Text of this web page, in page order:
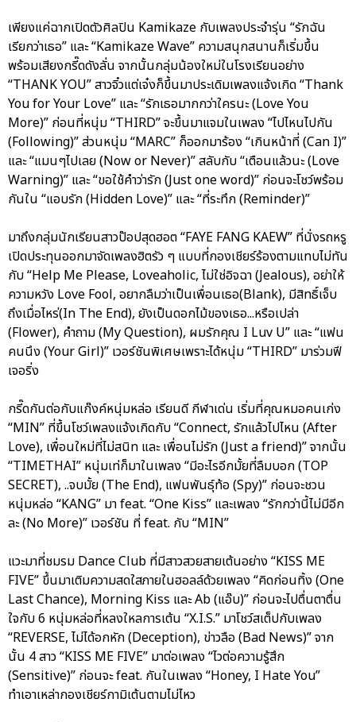
เพียงแค่ฉากเปิดตัวศิลปิน Kamikaze กับเพลงประจำรุ่น “รักฉัน
เรียกว่าเธอ” และ “Kamikaze Wave” ความสนุกสนานก็เริ่มขึ้น
พร้อมเสียงกรี๊ดดังลั่น จากนั้นกลุ่มน้องใหม่ในโรงเรียนอย่าง
“THANK YOU” สาวจิ๋วแต่เจ๋งก็ขึ้นมาประเดิมเพลงแจ้งเกิด “Thank
You for Your Love” และ “รักเธอมากกว่าใครนะ (Love You
More)” ก่อนที่หนุ่ม “THIRD” จะขึ้นมาแจมในเพลง “ไปไหนไปกัน
(Following)” ส่วนหนุ่ม “MARC” ก็ออกมาร้อง “เกินหน้าที่ (Can I)”
และ “แมนๆไปเลย (Now or Never)” สลับกับ “เตือนแล้วนะ (Love
Warning)” และ “ขอใช้คำว่ารัก (Just one word)” ก่อนจะโชว์พร้อม
กันใน “แอบรัก (Hidden Love)” และ “ที่ระทึก (Reminder)”
มาถึงกลุ่มนักเรียนสาวป๊อปสุดฮอต “FAYE FANG KAEW” ที่นั่งรถหรู
เปิดประทุนออกมาจัดเพลงฮิตรัว ๆ แบบที่กองเชียร์ร้องตามแทบไม่ทัน
กับ “Help Me Please, Loveaholic, ไม่ใช่อิจฉา (Jealous), อย่าให้
ความหวัง Love Fool, อยากลืมว่าเป็นเพื่อนเธอ(Blank), มีสิทธิ์เจ็บ
ถึงเมื่อไหร่(In The End), ยังเป็นดอกไม้ของเธอ...หรือเปล่า
(Flower), คำถาม (My Question), ผมรักคุณ I Luv U” และ “แฟน
คนนึง (Your Girl)” เวอร์ชันพิเศษเพราะได้หนุ่ม “THIRD” มาร่วมฟี
เจอริ่ง
กรี๊ดกันต่อกับแก๊งค์หนุ่มหล่อ เรียนดี กีฬาเด่น เริ่มที่คุณหมอคนเก่ง
“MIN” ที่ขึ้นโชว์เพลงแจ้งเกิดกับ “Connect, รักแล้วไปไหน (After
Love), เพื่อนใหม่ที่ไม่สนิท และ เพื่อนไม่รัก (Just a friend)” จากนั้น
“TIMETHAI” หนุ่มเท่ก็มาในเพลง “มีอะไรอีกมั้ยที่ลืมบอก (TOP
SECRET), ..จบมั้ย (The End), แฟนพันธุ์ท้อ (Spy)” ก่อนจะชวน
หนุ่มหล่อ “KANG” มา feat. “One Kiss” และเพลง “รักกว่านี้ไม่มีอีก
ละ (No More)” เวอร์ชัน ที่ feat. กับ “MIN”
แวะมาที่ชมรม Dance Club ที่มีสาวสวยสายเต้นอย่าง “KISS ME
FIVE” ขึ้นมาเติมความสดใสภายในฮอลล์ด้วยเพลง “คิดก่อนทิ้ง (One
Last Chance), Morning Kiss และ Ab (แอ๊บ)” ก่อนจะไปตื่นตาตื่น
ใจกับ 6 หนุ่มหล่อที่หลงใหลการเต้น “X.I.S.” มาโชว์สเต็ปกับเพลง
“REVERSE, ไม่ได้อกหัก (Deception), ข่าวลือ (Bad News)” จาก
นั้น 4 สาว “KISS ME FIVE” มาต่อเพลง “ไวต่อความรู้สึก
(Sensitive)” ก่อนจะ feat. กันในเพลง “Honey, I Hate You”
ทำเอาเหล่ากองเชียร์กามิเต้นตามไม่ไหว